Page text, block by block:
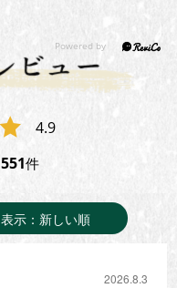
4.9
551件
表示：新しい順
2026.8.3